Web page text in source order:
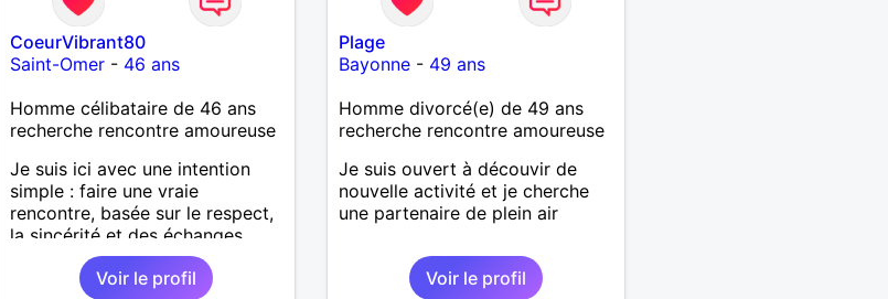
CoeurVibrant80
Saint-Omer- 46 ans
Homme célibataire de 46 ans
recherche rencontre amoureuse
Je suis ici avec une intention
simple : faire une vraie
rencontre, basée sur le respect,
la sincérité et des échanges
authentiques. Je ne cherche ni à
combler un vide, ni à jouer avec
Voir le profil
Plage
Bayonne - 49 ans
Homme divorcé(e) de 49 ans
recherche rencontre amoureuse
Je suis ouvert à découvir de
nouvelle activité et je cherche
une partenaire de plein air
Voir le profil